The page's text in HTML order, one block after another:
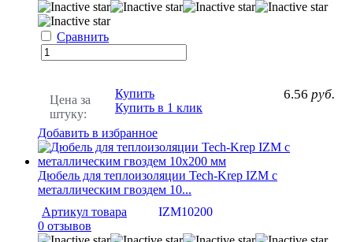
Сравнить
Цена за
штуку:
6.56 руб.
Купить
Купить в 1 клик
Добавить в избранное
Дюбель для теплоизоляции Tech-Krep IZМ с
металлическим гвоздем 10...
Артикул товара
IZM10200
0 отзывов